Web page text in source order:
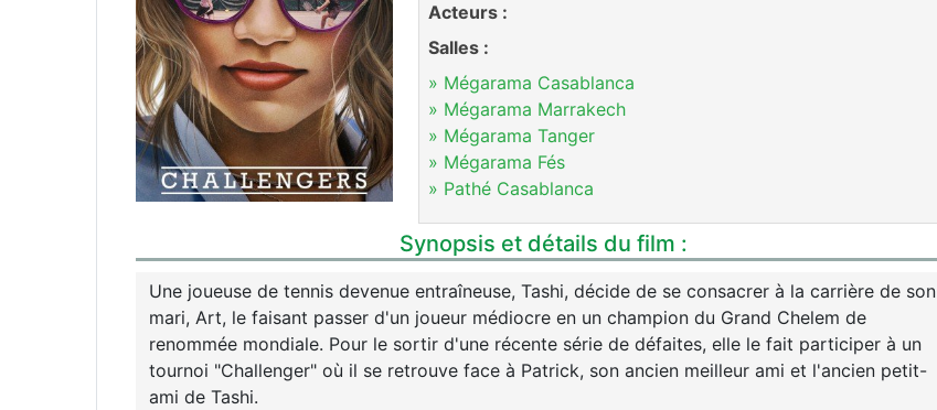
Acteurs :
Salles :
» Mégarama Casablanca
» Mégarama Marrakech
» Mégarama Tanger
» Mégarama Fés
» Pathé Casablanca
Synopsis et détails du film :
Une joueuse de tennis devenue entraîneuse, Tashi, décide de se consacrer à la carrière de son
mari, Art, le faisant passer d'un joueur médiocre en un champion du Grand Chelem de
renommée mondiale. Pour le sortir d'une récente série de défaites, elle le fait participer à un
tournoi "Challenger" où il se retrouve face à Patrick, son ancien meilleur ami et l'ancien petit-
ami de Tashi.